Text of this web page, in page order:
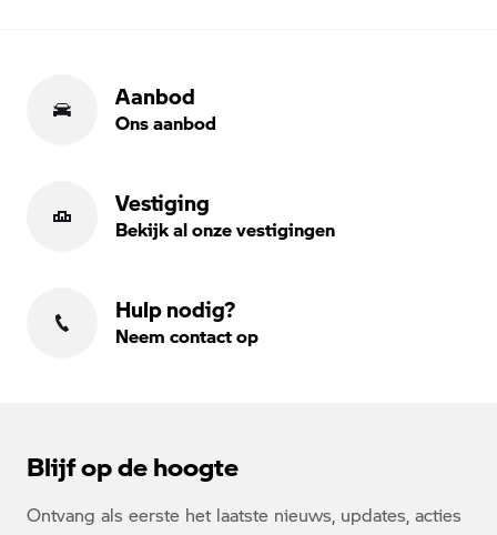
Aanbod
Ons aanbod
Vestiging
Bekijk al onze vestigingen
Hulp nodig?
Neem contact op
Blijf op de hoogte
Ontvang als eerste het laatste nieuws, updates, acties